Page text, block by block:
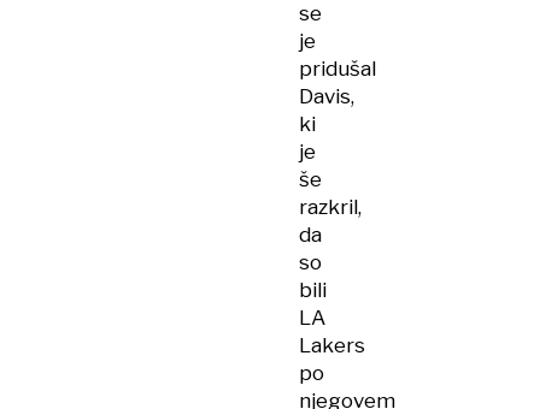
se
je
pridušal
Davis,
ki
je
še
razkril,
da
so
bili
LA
Lakers
po
njegovem